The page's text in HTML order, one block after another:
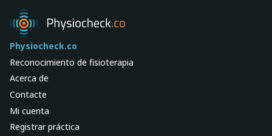
Physiocheck.co
Reconocimiento de fisioterapia
Acerca de
Contacte
Mi cuenta
Registrar práctica